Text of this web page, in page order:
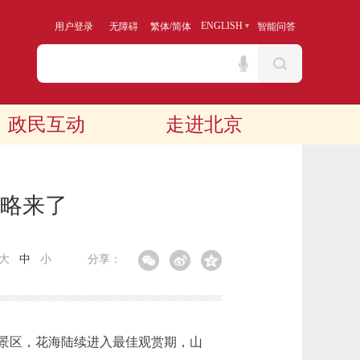
用户登录 无障碍 繁体/简体 ENGLISH 智能问答
政民互动 走进北京
来了
分享：
中 小
，花海陆续进入最佳观赏期，山